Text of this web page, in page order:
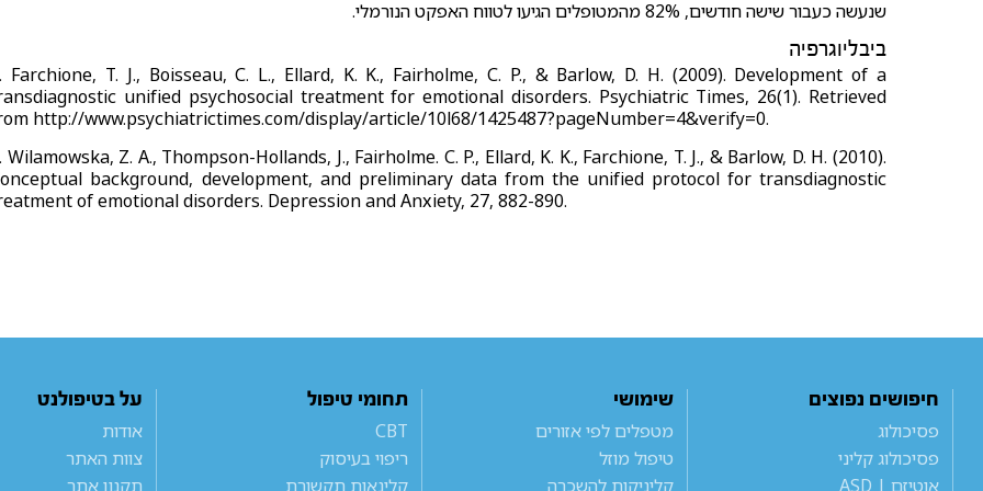
שנעשה כעבור שישה חודשים, 82% מהמטופלים הגיעו לטווח האפקט הנורמלי.
ביבליוגרפיה
Farchione, T. J., Boisseau, C. L., Ellard, K. K., Fairholme, C. P., & Barlow, D. H. (2009). Development of a
unified psychosocial treatment for emotional disorders. Psychiatric Times, 26(1). Retrieved
http://www.psychiatrictimes.com/display/article/10l68/1425487?pageNumber=4&verify=0.
Wilamowska, Z. A., Thompson-Hollands, J., Fairholme. C. P., Ellard, K. K., Farchione, T. J., & Barlow, D. H. (2010).
background, development, and preliminary data from the unified protocol for transdiagnostic
of emotional disorders. Depression and Anxiety, 27, 882-890.
חיפושים נפוצים
פסיכולוג
פסיכולוג קליני
אוטיזם | ASD
שימושי
מטפלים לפי אזורים
טיפול מוזל
קליניקות להשכרה
תחומי טיפול
CBT
ריפוי בעיסוק
קלינאות תקשורת
על בטיפולנט
אודות
צוות האתר
תקנון אתר